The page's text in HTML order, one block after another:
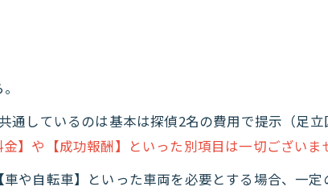
通しているのは基本は探偵2名の費用で提示（足
金】や【成功報酬】といった別項目は一切ございま
や自転車】といった車両を必要とする場合、一